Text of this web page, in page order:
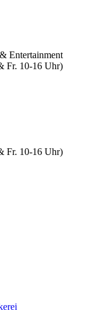
Entertainment
Fr. 10-16 Uhr)
Fr. 10-16 Uhr)